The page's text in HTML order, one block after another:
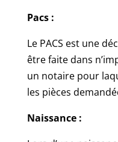
Pacs :
Le PACS est une
être faite dans
un notaire pour
les pièces
Naissance :